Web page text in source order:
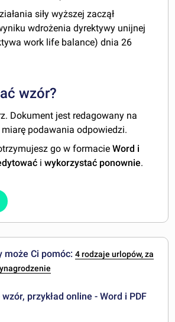
siły wyższej zaczął
wdrożenia dyrektywy unijnej
work life balance) dnia 26
wzór?
Dokument jest redagowany na
podawania odpowiedzi.
go w formacieWord i
iwykorzystać ponownie.
może Ci pomóc:4 rodzaje urlopów, za
przykład online - Word i PDF